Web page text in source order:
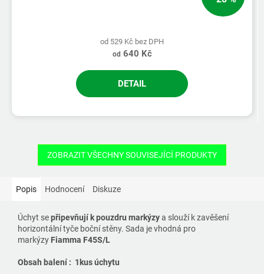
od 529 Kč bez DPH
od 640 Kč
DETAIL
ZOBRAZIT VŠECHNY SOUVISEJÍCÍ PRODUKTY
Popis Hodnocení Diskuze
Úchyt sepřipevňují k pouzdru markýzya slouží k zavěšení
horizontální tyče boční stěny. Sada je vhodná pro
markýzy Fiamma F45S/L
Obsah balení : 1kus úchytu